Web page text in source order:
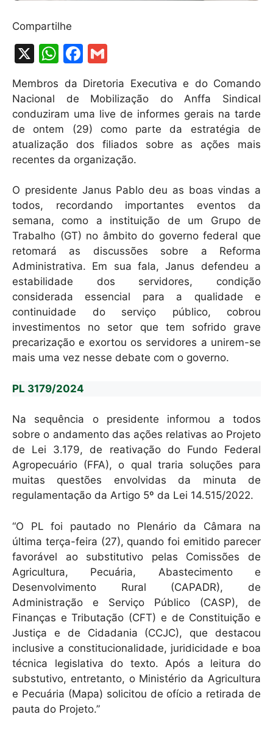
Compartilhe
X
W
h
at
s
A
p
p
F
a
c
e
b
o
o
k
m
ai
l
Membros da Diretoria Executiva e do Comando
Nacional de Mobilização do Anffa Sindical
conduziram uma live de informes gerais na tarde
de ontem (29) como parte da estratégia de
atualização dos filiados sobre as ações mais
recentes da organização.
O presidente Janus Pablo deu as boas vindas a
todos, recordando importantes eventos da
semana, como a instituição de um Grupo de
Trabalho (GT) no âmbito do governo federal que
retomará as discussões sobre a Reforma
Administrativa. Em sua fala, Janus defendeu a
estabilidade dos servidores, condição
considerada essencial para a qualidade e
continuidade do serviço público, cobrou
investimentos no setor que tem sofrido grave
precarização e exortou os servidores a unirem-se
mais uma vez nesse debate com o governo.
PL 3179/2024
Na sequência o presidente informou a todos
sobre o andamento das ações relativas ao Projeto
de Lei 3.179, de reativação do Fundo Federal
Agropecuário (FFA), o qual traria soluções para
muitas questões envolvidas da minuta de
regulamentação da Artigo 5º da Lei 14.515/2022.
“O PL foi pautado no Plenário da Câmara na
última terça-feira (27), quando foi emitido parecer
favorável ao substitutivo pelas Comissões de
Agricultura, Pecuária, Abastecimento e
Desenvolvimento Rural (CAPADR), de
Administração e Serviço Público (CASP), de
Finanças e Tributação (CFT) e de Constituição e
Justiça e de Cidadania (CCJC), que destacou
inclusive a constitucionalidade, juridicidade e boa
técnica legislativa do texto. Após a leitura do
substutivo, entretanto, o Ministério da Agricultura
e Pecuária (Mapa) solicitou de ofício a retirada de
pauta do Projeto.”